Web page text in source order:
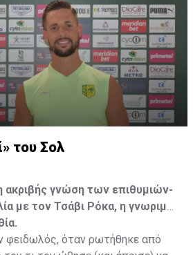
του, ώστε να μετακομίσει
νέα ομάδα το τρέχον
του Σολ
ακριβής γνώση των επιθυμιών-
με τον Τσάβι Ρόκα, η γνωριμία
φειδωλός, όταν ρωτήθηκε από